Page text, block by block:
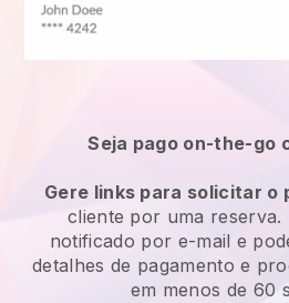
Seja pago on-the-go
Gere links para solicitar o
cliente por uma reserva.
notificado por e-mail e
detalhes de pagamento e
em menos de 60